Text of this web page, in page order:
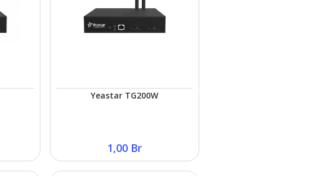
Yeastar TG200W
1,00 Br